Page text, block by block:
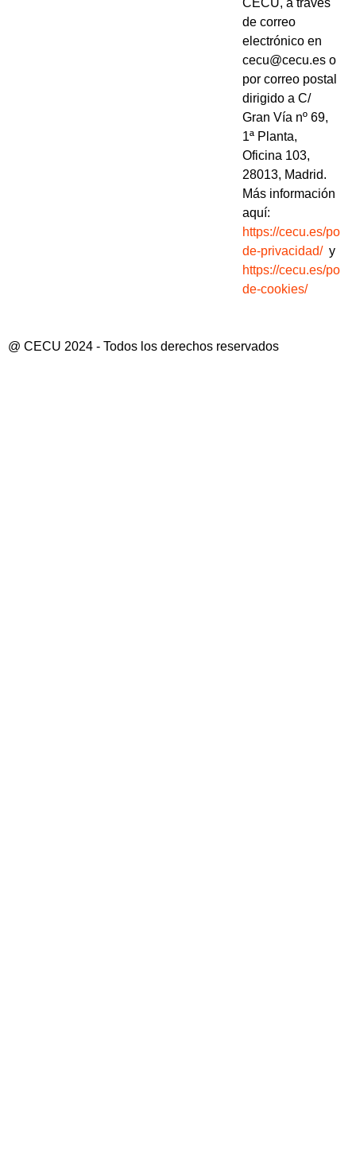
CECU, a través
de correo
electrónico en
cecu@cecu.es o
por correo postal
dirigido a C/
Gran Vía nº 69,
1ª Planta,
Oficina 103,
28013, Madrid.
Más información
aquí:
https://cecu.es/
de-privacidad/y
https://cecu.es/
de-cookies/
@ CECU 2024 - Todos los derechos reservados